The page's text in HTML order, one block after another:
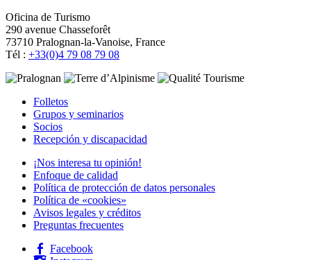
Oficina de Turismo
290 avenue Chasseforêt
73710 Pralognan-la-Vanoise, France
Tél : +33(0)4 79 08 79 08
Folletos
Grupos y seminarios
Socios
Recepción y discapacidad
¡Nos interesa tu opinión!
Enfoque de calidad
Política de protección de datos personales
Política de «cookies»
Avisos legales y créditos
Preguntas frecuentes
Facebook